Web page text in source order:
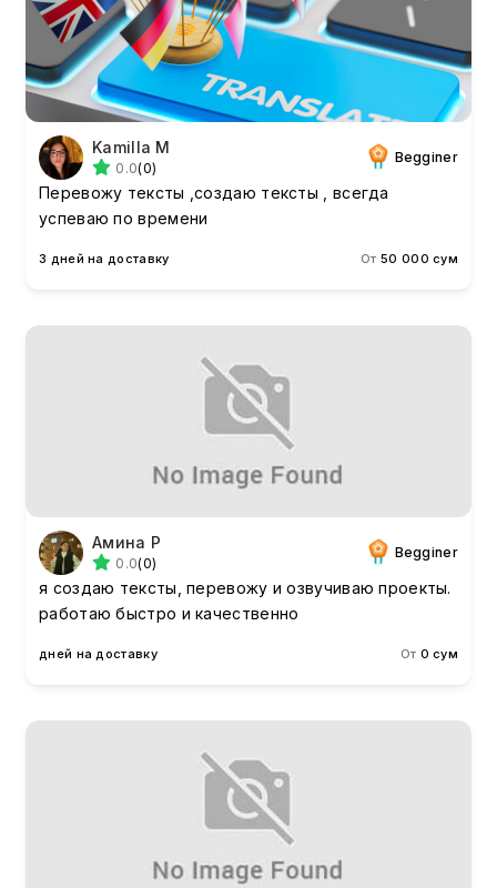
Kamilla M
0.0(0)
Begginer
Перевожу тексты ,создаю тексты , всегда
успеваю по времени
3 дней на доставку От 50 000 сум
Амина Р
0.0(0)
Begginer
я создаю тексты, перевожу и озвучиваю проекты.
работаю быстро и качественно
дней на доставку От 0 сум